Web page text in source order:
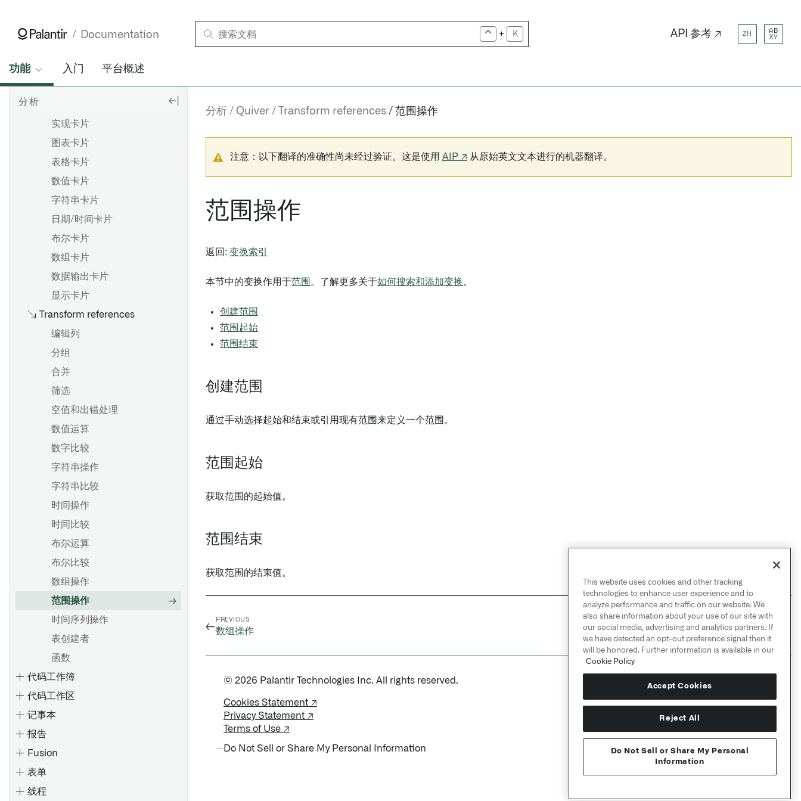
Documentation + K API 参考 ↗ ZH
AB
XY
功能 入门 平台概述
分析
创建和使用可视化函数
对象卡片
时间序列卡片
实现卡片
图表卡片
表格卡片
数值卡片
字符串卡片
日期/时间卡片
布尔卡片
数组卡片
数据输出卡片
显示卡片
Transform references
编辑列
分组
合并
筛选
空值和出错处理
数值运算
数字比较
字符串操作
字符串比较
时间操作
时间比较
布尔运算
布尔比较
数组操作
范围操作
时间序列操作
表创建者
函数
代码工作簿
代码工作区
记事本
报告
Fusion
表单
线程
分析 Quiver Transform references 范围操作
注意：以下翻译的准确性尚未经过验证。这是使用 AIP ↗ 从原始英文文本进行的机器翻译。
范围操作
返回: 变换索引
本节中的变换作用于范围 。了解更多关于如何搜索和添加变换。
创建范围
范围起始
范围结束
创建范围
通过手动选择起始和结束或引用现有范围来定义一个范围。
范围起始
获取范围的起始值。
范围结束
获取范围的结束值。
←
PREVIOUS
数组操作
NEXT
时间序列操作
© 2026 Palantir Technologies Inc. All rights reserved.
Cookies Statement ↗
Privacy Statement ↗
Terms of Use ↗
Do Not Sell or Share My Personal Information
This website uses cookies and other tracking
technologies to enhance user experience and to
analyze performance and traffic on our website. We
also share information about your use of our site with
our social media, advertising and analytics partners. If
we have detected an opt-out preference signal then it
will be honored. Further information is available in our
Cookie Policy
Accept Cookies
Reject All
Do Not Sell or Share My Personal
Information